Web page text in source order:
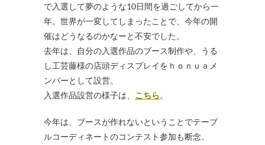
で入選して夢のような10日間を過ごしてから一
年。世界が一変してしまったことで、今年の開
催はどうなるのかなーと不安でした。
去年は、自分の入選作品のブース制作や、うる
し工芸藤様の店頭ディスプレイをｈｏｎｕａメ
ンバーとして設営。
入選作品設営の様子は、 こちら。
今年は、ブースが作れないということでテーブ
ルコーディネートのコンテスト参加も断念。